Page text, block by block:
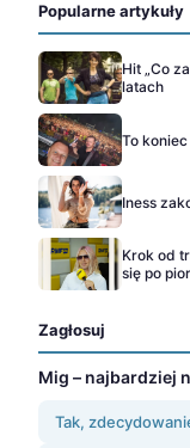
Popularne artykuły
Hit „Co
latach
To koniec
Iness
Krok od
się po
Zagłosuj
Mig – najbardziej
Tak,